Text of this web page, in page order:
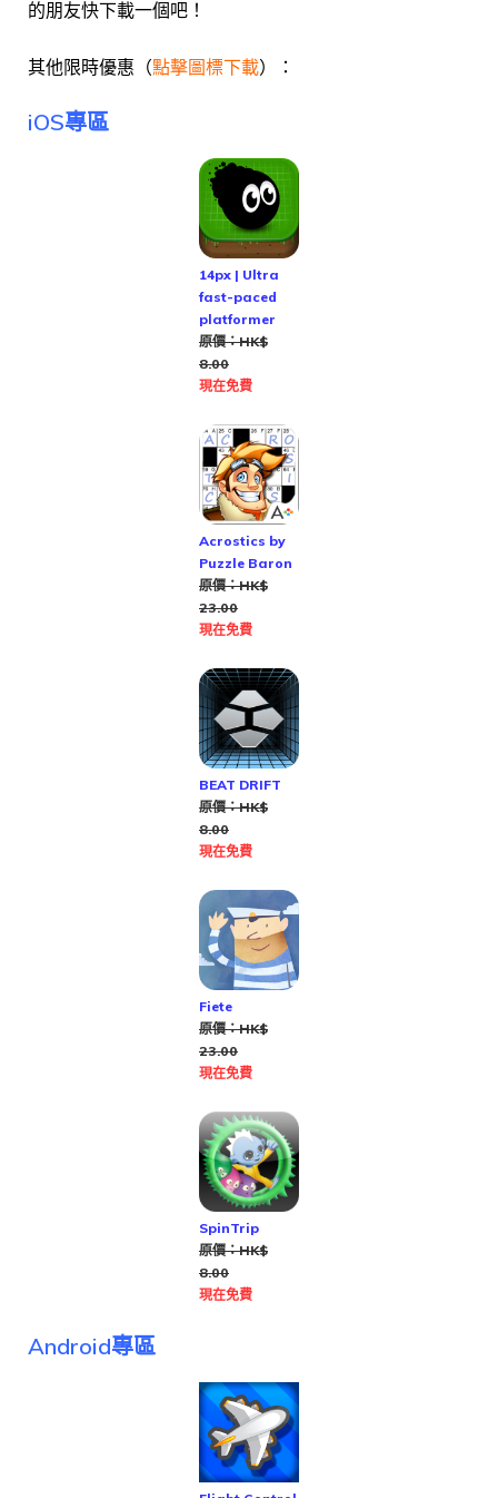
的朋友快下載一個吧！
其他限時優惠（點擊圖標下載）：
iOS專區
14px | Ultra
fast-paced
platformer
原價：HK$
8.00
現在免費
Acrostics by
Puzzle Baron
原價：HK$
23.00
現在免費
BEAT DRIFT
原價：HK$
8.00
現在免費
Fiete
原價：HK$
23.00
現在免費
SpinTrip
原價：HK$
8.00
現在免費
Android專區